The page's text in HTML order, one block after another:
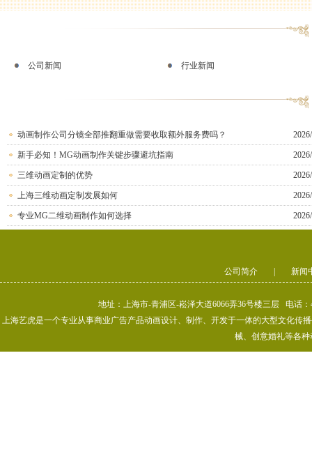
公司新闻 行业新闻
动画制作公司分镜全部推翻重做需要收取额外服务费吗？
新手必知！MG动画制作关键步骤避坑指南
三维动画定制的优势
上海三维动画定制发展如何
专业MG二维动画制作如何选择
公司简介 新闻
地址：上海市-青浦区-崧泽大道6066弄36号楼三层 电话
上海艺虎是一个专业从事商业广告产品动画设计、制作、开发于一体的大型文化传
械、创意婚礼等各